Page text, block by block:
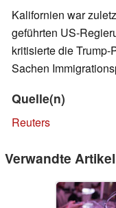
Kalifornien war
geführten US-
kritisierte die
Sachen
Quelle(n)
Reuters
Verwandte Artikel